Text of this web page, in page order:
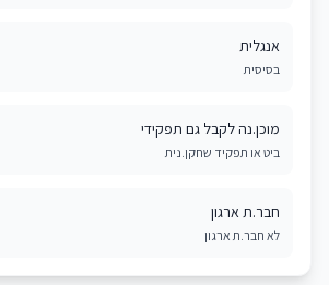
אנגלית
בסיסית
מוכן.נה לקבל גם תפקידי
ביט או תפקיד שחקן.נית
חבר.ת ארגון
לא חבר.ת ארגון